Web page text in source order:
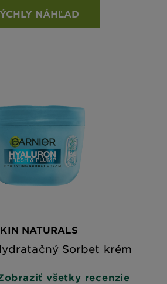
NÁHĽAD
NATURALS
Sorbet krém
všetky recenzie